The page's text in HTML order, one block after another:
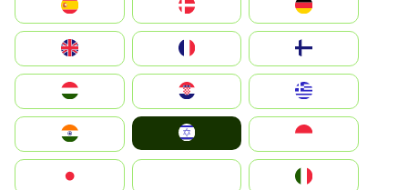
Deutschland
Denmark
United Kingdom
Hrvatska
Magyarország
Indonesia